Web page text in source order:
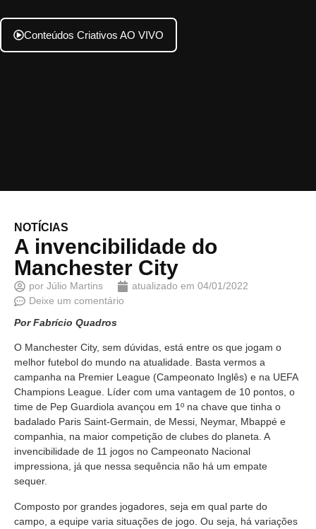
Conteúdos Criativos AO VIVO
NOTÍCIAS
A invencibilidade do
Manchester City
por Júlio Martins atualizado em 04/01/2022
Deixe um comentário
Por Fabrício Quadros
O Manchester City, sem dúvidas, está entre os que jogam o
melhor futebol do mundo na atualidade. Basta vermos a
campanha na Premier League (Campeonato Inglês) e na UEFA
Champions League. Líder com uma vantagem de 10 pontos, o
time de Pep Guardiola avançou em 1º na chave que tinha o
badalado Paris Saint-Germain, de Messi, Neymar, Mbappé e
companhia, na maior competição de clubes do planeta. A
invencibilidade de 11 jogos no Campeonato Nacional
impressiona, já que nessa sequência não há um empate
sequer.
Composto por grandes jogadores, seja em qual parte do
campo, a equipe varia situações de jogo. Ou seja, há variações